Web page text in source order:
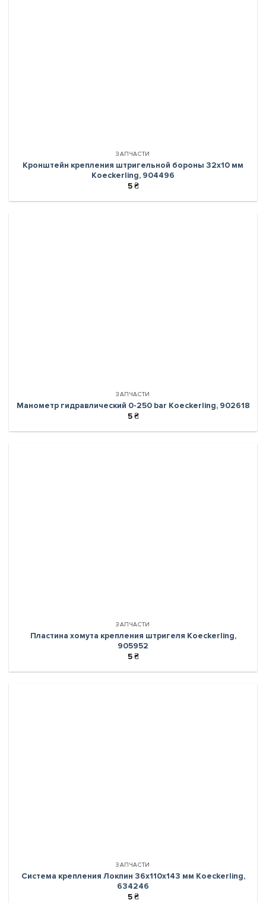
ЗАПЧАСТИ
Кронштейн крепления штригельной бороны 32х10 мм
Koeckerling, 904496
5₴
ЗАПЧАСТИ
Манометр гидравлический 0-250 bar Koeckerling, 902618
5₴
ЗАПЧАСТИ
Пластина хомута крепления штригеля Koeckerling,
905952
5₴
ЗАПЧАСТИ
Система крепления Локпин 36х110х143 мм Koeckerling,
634246
5₴